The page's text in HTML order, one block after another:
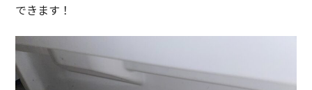
できます！